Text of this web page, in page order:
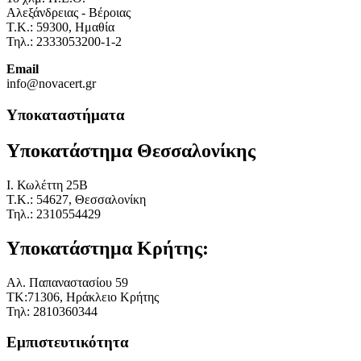
Αλεξάνδρειας - Βέροιας
Τ.Κ.: 59300, Ημαθία
Τηλ.: 2333053200-1-2
Email
info@novacert.gr
Υποκαταστήματα
Υποκατάστημα Θεσσαλονίκης
I. Κωλέττη 25Β
Τ.Κ.: 54627, Θεσσαλονίκη
Τηλ.: 2310554429
Υποκατάστημα Κρήτης:
Αλ. Παπαναστασίου 59
ΤΚ:71306, Ηράκλειο Κρήτης
Τηλ: 2810360344
Εμπιστευτικότητα